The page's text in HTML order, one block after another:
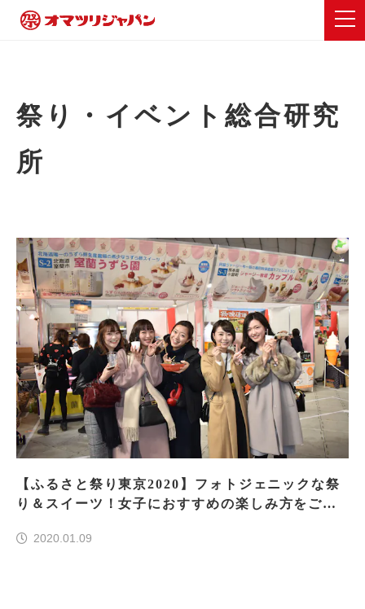
祭り・イベント総合研究
所
【ふるさと祭り東京2020】フォトジェニックな祭
り＆スイーツ！女子におすすめの楽しみ方をご紹
2020.01.09